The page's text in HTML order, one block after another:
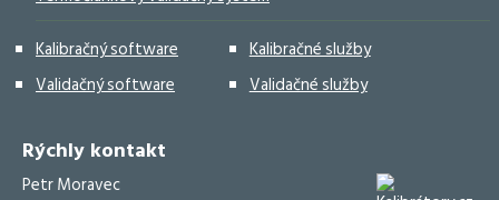
Kalibračný software
Kalibračné služby
Validačný software
Validačné služby
Rýchly kontakt
Petr Moravec